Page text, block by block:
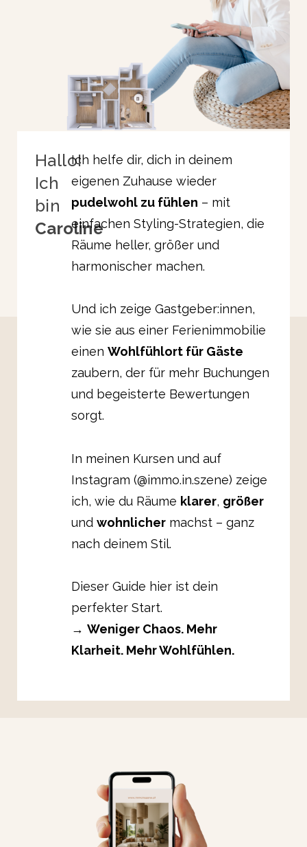
Hallo!
Ich
bin
Caroline
Ich helfe dir, dich in deinem
eigenen Zuhause wieder
pudelwohl zu fühlen – mit
einfachen Styling-Strategien, die
Räume heller, größer und
harmonischer machen.
Und ich zeige Gastgeber:innen,
wie sie aus einer Ferienimmobilie
einenWohlfühlort für Gäste
zaubern, der für mehr Buchungen
und begeisterte Bewertungen
sorgt.
In meinen Kursen und auf
Instagram (@immo.in.szene) zeige
ich, wie du Räume klarer, größer
undwohnlicher machst – ganz
nach deinem Stil.
Dieser Guide hier ist dein
perfekter Start.
→Weniger Chaos. Mehr
Klarheit. Mehr Wohlfühlen.